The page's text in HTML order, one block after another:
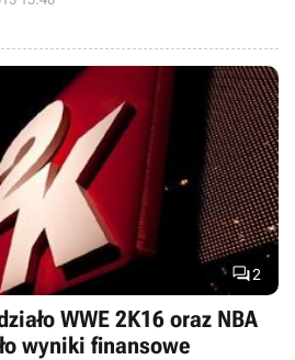
filmu z 1984 roku oraz jego
2
WWE 2K16 oraz NBA
wyniki finansowe